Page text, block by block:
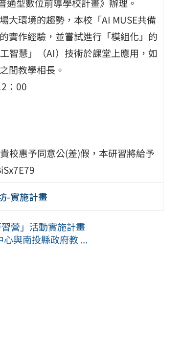
型數位前導學校計畫》辦理。
大環境的趨勢，本校「AI MUSE共備
實作經驗，並嘗試進行「模組化」的
智慧」（AI）技術於課堂上應用，如
間教學相長。
：00
校惠予同意公(差)假，本研習將給予
-實施計畫
營」活動實施計畫
與南投縣政府教 ...